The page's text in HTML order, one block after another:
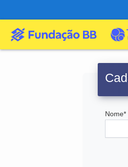
Nome*